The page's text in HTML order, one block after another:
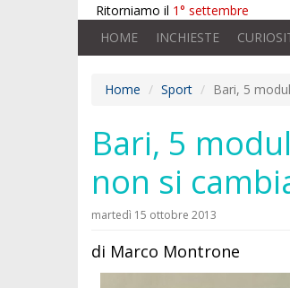
Ritorniamo il 1° settembre
HOME INCHIESTE
Home Sport Bari, 5
Bari, 5
non si
martedì 15 ottobre 2013
di Marco Montrone